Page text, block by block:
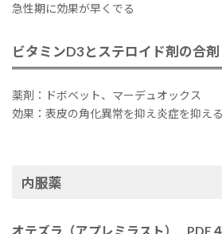
急性期に効果が早くでる
ビタミンD3とステロイド剤の合剤
薬剤：ドボベット、マーデュオックス
効果：表皮の角化異常を抑え炎症を抑える
内服薬
オテズラ（アプレミラスト）…PDE